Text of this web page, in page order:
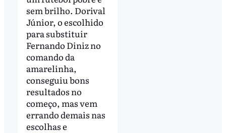
sem brilho. Dorival
Júnior, o escolhido
para substituir
Fernando Diniz no
comando da
amarelinha,
conseguiu bons
resultados no
começo, mas vem
errando demais nas
escolhas e